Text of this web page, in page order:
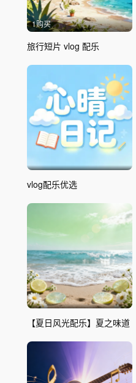
1购买
旅行短片 vlog 配乐
vlog配乐优选
【夏日风光配乐】夏之味道